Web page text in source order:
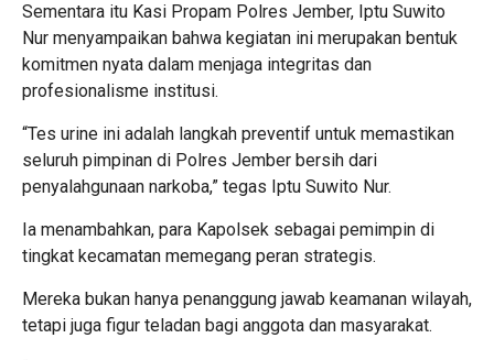
Sementara itu Kasi Propam Polres Jember, Iptu Suwito
Nur menyampaikan bahwa kegiatan ini merupakan bentuk
komitmen nyata dalam menjaga integritas dan
profesionalisme institusi.
“Tes urine ini adalah langkah preventif untuk memastikan
seluruh pimpinan di Polres Jember bersih dari
penyalahgunaan narkoba,” tegas Iptu Suwito Nur.
Ia menambahkan, para Kapolsek sebagai pemimpin di
tingkat kecamatan memegang peran strategis.
Mereka bukan hanya penanggung jawab keamanan wilayah,
tetapi juga figur teladan bagi anggota dan masyarakat.